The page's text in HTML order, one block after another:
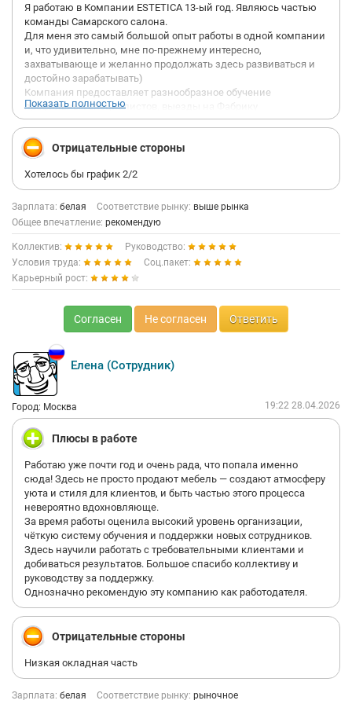
Я работаю в Компании ESTETICA 13-ый год. Являюсь частью
команды Самарского салона.
Для меня это самый большой опыт работы в одной компании
и, что удивительно, мне по-прежнему интересно,
захватывающе и желанно продолжать здесь развиваться и
достойно зарабатывать)
Компания предоставляет разнообразное обучение
профильных специалистов, выезды на Фабрику
производителя, всегда ощущается рядом сильное плечо
поддержки и взаимовыручки.
В коллективе отличный микроклимат, мотивация з/п
успехах друг друга.
Директор нашего салона в Компании с 2011г., она прошла
большой путь от менеджера до владельца бизнеса и отлично
понимает нюансы на любой стадии течения работы, всегда
готова помочь советом, действием, всегда на связи и много
времени проводит в салоне, делясь опытом работы с
коллективом.
В салоне еженедельно проходят собрания, на которых
обсуждаются все текущие вопросы, успехи, планы, споры.
Все прозрачно, без интриг и подобного дискомфорта.
Важно отметить, что Компания ESTETICA предлагает мебель
премиального сегмента, отличнейшего качества и более 70%
покупок у нас - это повторные заказы клиентов, которые уже
покупали у нас что-то из мебели.
Также, среди дизайнеров, архитекторов Компания имеет
отличную репутацию.
Компания на рынке уже 20 лет, является градообразующим
предприятием и имеет господдержку. Особенно в данный
экономический период для меня важна и ценна
стабильность в доходе, пунктуальность в выдаче з/п.
Компания ESTETICA это предоставляет своим сотрудникам и
всегда отлично мотивирует сотрудников, которые приносят
пользу и помогают развитию.
Очень благодарна ESTETICA за масштабирования меня как
эксперта.
Мне важно взаимно приносить пользу любимой Компании❤️
Показать полностью
Отрицательные стороны
Хотелось бы график 2/2
Зарплата: белая Соответствие рынку: выше рынка
Общее впечатление: рекомендую
Коллектив:
Руководство:
Условия труда:
Соц.пакет:
Карьерный рост:
Согласен Не согласен Ответить
Елена (Сотрудник)
Город: Москва 19:22 28.04.2026
Плюсы в работе
Работаю уже почти год и очень рада, что попала именно
сюда! Здесь не просто продают мебель — создают атмосферу
уюта и стиля для клиентов, и быть частью этого процесса
невероятно вдохновляюще.
За время работы оценила высокий уровень организации,
чёткую систему обучения и поддержки новых сотрудников.
Здесь научили работать с требовательными клиентами и
добиваться результатов. Большое спасибо коллективу и
руководству за поддержку.
Однозначно рекомендую эту компанию как работодателя.
Отрицательные стороны
Низкая окладная часть
Зарплата: белая Соответствие рынку: рыночное